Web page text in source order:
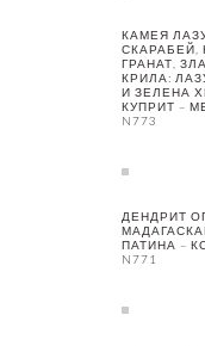
КАМЕЯ
СКАРАБЕЙ,
ГРАНАТ,
КРИЛА:
И ЗЕЛЕНА
КУПРИТ –
N773
ДЕНДРИТ
ПАТИНА –
N771